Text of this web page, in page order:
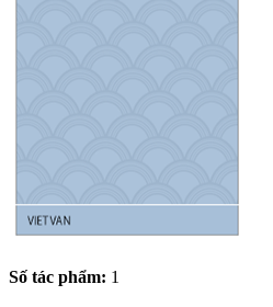
Số tác phẩm: 1